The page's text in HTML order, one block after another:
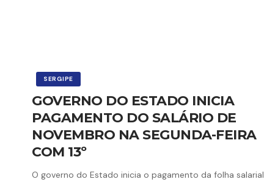
SERGIPE
GOVERNO DO ESTADO INICIA
PAGAMENTO DO SALÁRIO DE
NOVEMBRO NA SEGUNDA-FEIRA
COM 13º
O governo do Estado inicia o pagamento da folha salarial